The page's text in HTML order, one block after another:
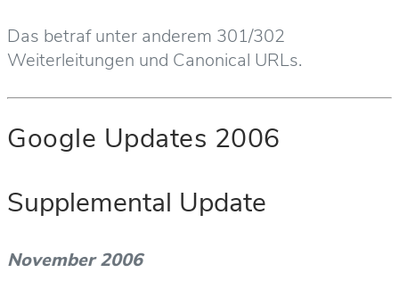
Das betraf unter anderem 301/302
Weiterleitungen und Canonical URLs.
Google Updates 2006
Supplemental Update
November 2006